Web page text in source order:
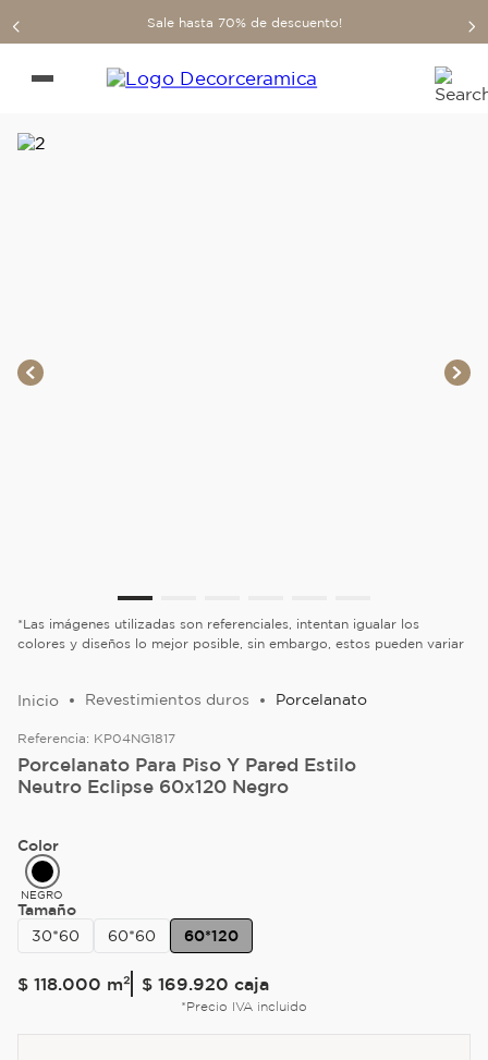
Sale hasta 70% de descuento!
*Las imágenes utilizadas son referenciales, intentan igualar los
colores y diseños lo mejor posible, sin embargo, estos pueden variar
Revestimientos duros Porcelanato
Referencia: KP04NG1817
Porcelanato Para Piso Y Pared Estilo
Neutro Eclipse 60x120 Negro
Color
NEGRO
Tamaño
30*60
60*60 60*120
$ 118.000 m² $ 169.920 caja
*Precio IVA incluido